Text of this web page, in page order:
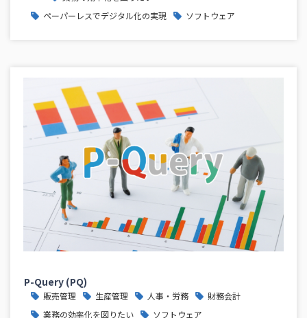
ペーパーレスでデジタル化の実現
ソフトウェア
P-Query (PQ)
販売管理 生産管理 人事・労務
財務会計
業務の効率化を図りたい
ソフトウェア